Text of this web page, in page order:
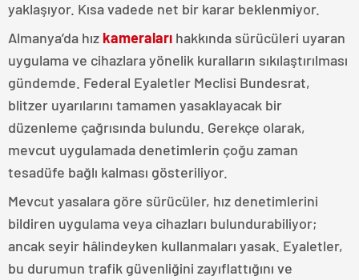
yaklaşıyor. Kısa vadede net bir karar beklenmiyor.
Almanya’da hız kameraları hakkında sürücüleri uyaran
uygulama ve cihazlara yönelik kuralların sıkılaştırılması
gündemde. Federal Eyaletler Meclisi Bundesrat,
blitzer uyarılarını tamamen yasaklayacak bir
düzenleme çağrısında bulundu. Gerekçe olarak,
mevcut uygulamada denetimlerin çoğu zaman
tesadüfe bağlı kalması gösteriliyor.
Mevcut yasalara göre sürücüler, hız denetimlerini
bildiren uygulama veya cihazları bulundurabiliyor;
ancak seyir hâlindeyken kullanmaları yasak. Eyaletler,
bu durumun trafik güvenliğini zayıflattığını ve